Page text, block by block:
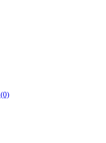
(0)